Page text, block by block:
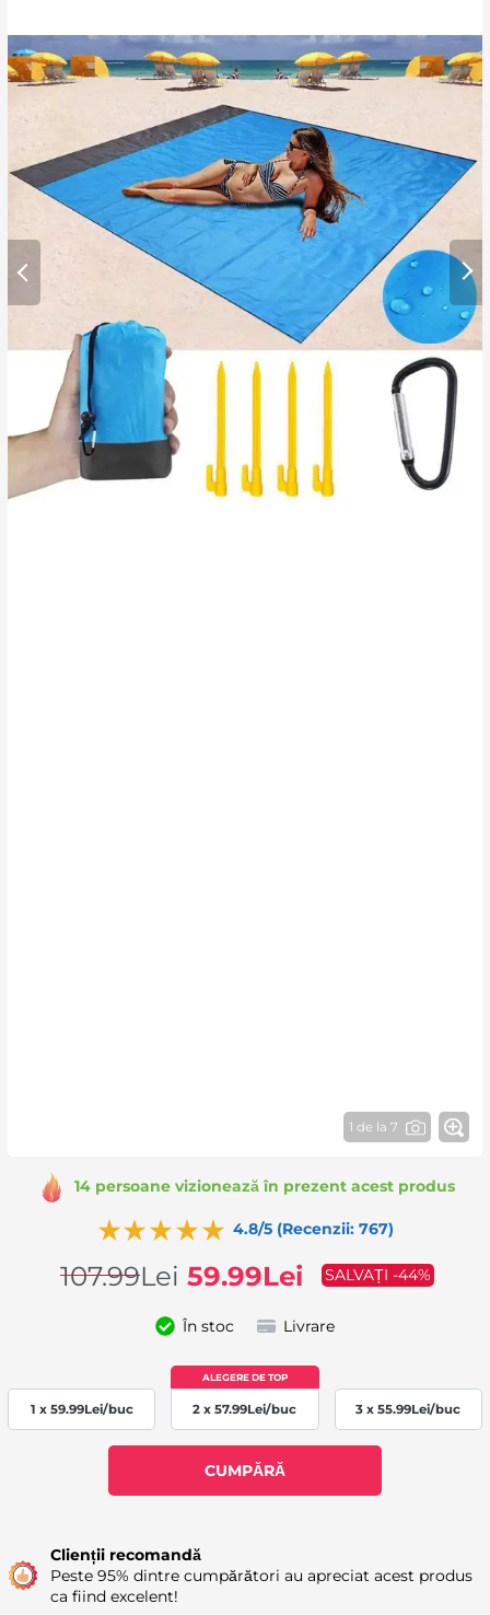
1 de la 7
14 persoane vizionează în prezent acest produs
4.8/5 (Recenzii: 767)
107.99Lei 59.99Lei SALVAȚI -44%
În stoc Livrare
1 x 59.99Lei/buc 2 x57.99Lei/buc 3 x55.99Lei/buc
CUMPĂRĂ
Clienții recomandă
Peste 95% dintre cumpărători au apreciat acest produs
ca fiind excelent!